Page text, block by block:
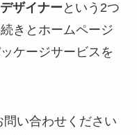
ザイナー という2つ
きとホームページ
ケージサービスを
い合わせください